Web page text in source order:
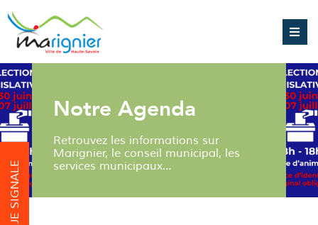
JE SIGNALE
Notre Agenda
Retrouvez les informations sur
Marignier, le conseil municipal, les
services municipaux…